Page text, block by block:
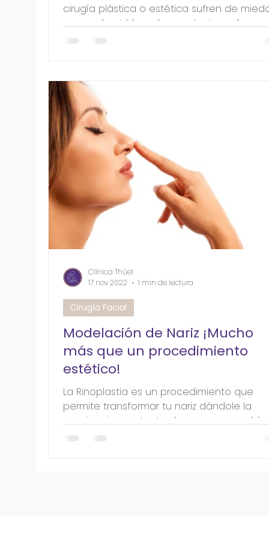
cirugía plástica o estética sufren de
como: el quirófano, la anestesia y a los
Modelación de Nariz ¡Mucho
más que un procedimiento
estético!
La Rinoplastia es un procedimiento que
permite transformar tu nariz dándole la
apariencia que tanto deseas, pero
Cirugía Facial
Clínica Thüel
17 nov 2022
1 min de lectura